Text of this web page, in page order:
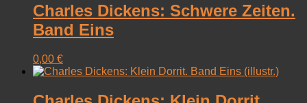
Charles Dickens: Schwere Zeiten.
Band Eins
0,00 €